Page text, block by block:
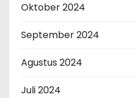
Oktober 2024
September 2024
Agustus 2024
Juli 2024